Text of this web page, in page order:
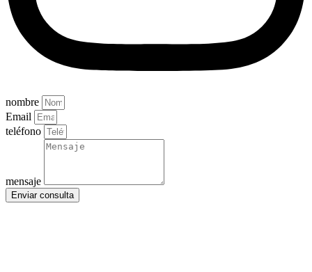
nombre
Email
teléfono
mensaje
Enviar consulta